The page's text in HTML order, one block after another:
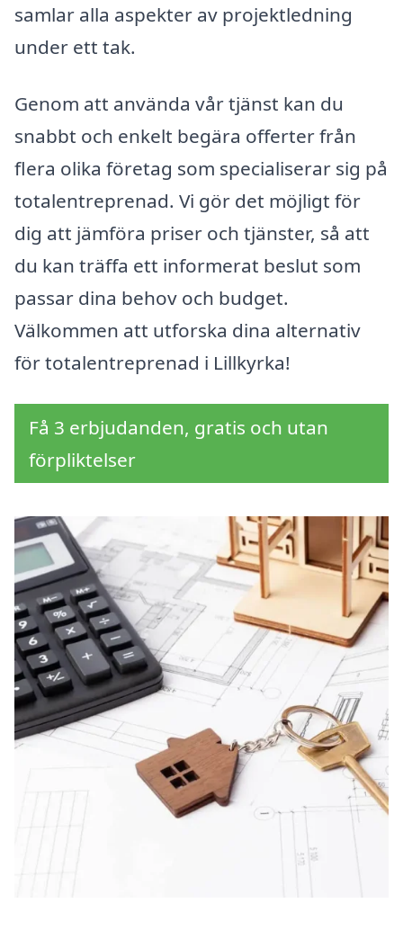
samlar alla aspekter av projektledning
under ett tak.
Genom att använda vår tjänst kan du
snabbt och enkelt begära offerter från
flera olika företag som specialiserar sig på
totalentreprenad. Vi gör det möjligt för
dig att jämföra priser och tjänster, så att
du kan träffa ett informerat beslut som
passar dina behov och budget.
Välkommen att utforska dina alternativ
för totalentreprenad i Lillkyrka!
Få 3 erbjudanden, gratis och utan
förpliktelser